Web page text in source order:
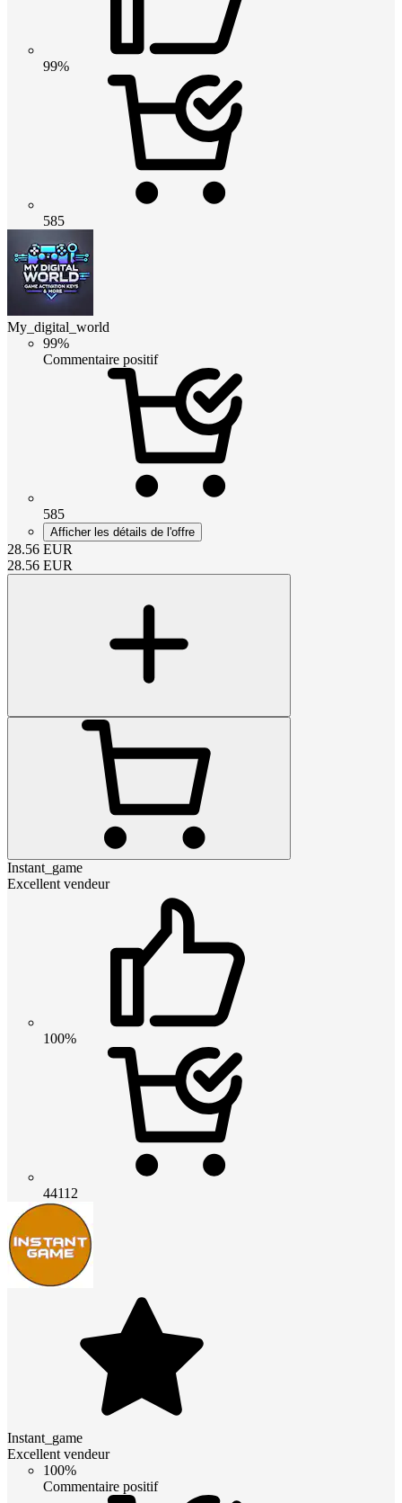
99%
585
My_digital_world
99%
Commentaire positif
585
Afficher les détails de l'offre
28.56 EUR
28.56 EUR
Instant_game
Excellent vendeur
100%
44112
Instant_game
Excellent vendeur
100%
Commentaire positif